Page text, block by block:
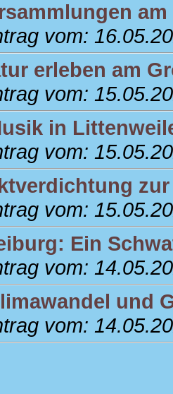
vom:
erleben am
vom:
in
vom:
vom:
Ein
vom:
und
vom: